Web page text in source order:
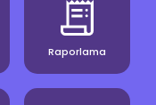
Raporlama